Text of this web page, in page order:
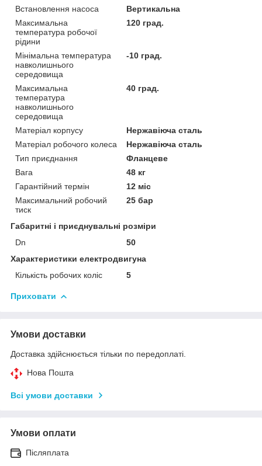
Встановлення насоса
Вертикальна
Максимальна
температура робочої
рідини
120 град.
Мінімальна температура
навколишнього
середовища
-10 град.
Максимальна
температура
навколишнього
середовища
40 град.
Матеріал корпусу
Нержавіюча сталь
Матеріал робочого колеса
Нержавіюча сталь
Тип приєднання
Фланцеве
Вага
48 кг
Гарантійний термін
12 міс
Максимальний робочий
тиск
25 бар
Габаритні і приєднувальні розміри
Dn
50
Характеристики електродвигуна
Кількість робочих коліс
5
Приховати
Умови доставки
Доставка здійснюється тільки по передоплаті.
Нова Пошта
Всі умови доставки
Умови оплати
Післяплата